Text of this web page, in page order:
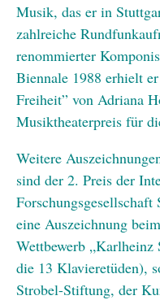
Musik, das er in
zahlreiche
renommierter
Biennale 1988 erhielt
Freiheit” von Adriana
Musiktheaterpreis für
Weitere
sind der 2. Preis der
eine Auszeichnung
Wettbewerb
die 13 Klavieretüden),
Strobel-Stiftung, der